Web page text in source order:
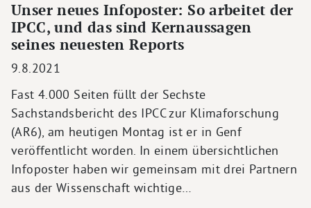
Unser neues Infoposter: So arbeitet der
IPCC, und das sind Kernaussagen
seines neuesten Reports
9.8.2021
Fast 4.000 Seiten füllt der Sechste
Sachstandsbericht des IPCC zur Klimaforschung
(AR6), am heutigen Montag ist er in Genf
veröffentlicht worden. In einem übersichtlichen
Infoposter haben wir gemeinsam mit drei Partnern
aus der Wissenschaft wichtige…